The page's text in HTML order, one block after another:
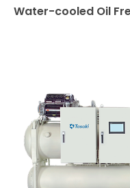
Water-cooled Oil